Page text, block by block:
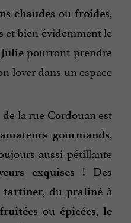
chaudes ou froides,
et bien évidemment le
pourront prendre
lover dans un espace
la rue Cordouan est
amateurs gourmands,
aussi pétillante
exquises ! Des
tartiner, du pralinéà
ou épicées, le